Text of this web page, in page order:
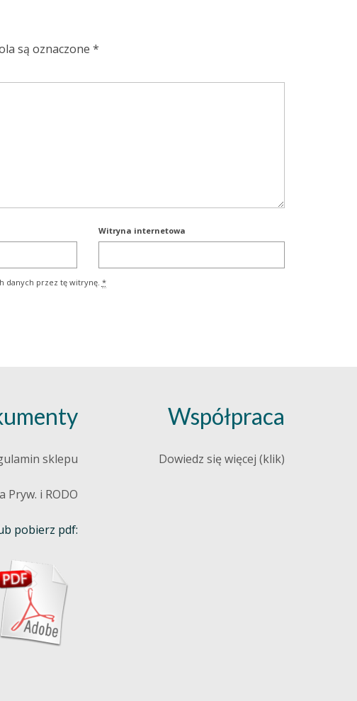
są oznaczone *
Witryna internetowa
danych przez tę witrynę. *
sklepu
Pryw. i RODO
pobierz pdf:
Współpraca
Dowiedz się więcej (klik)